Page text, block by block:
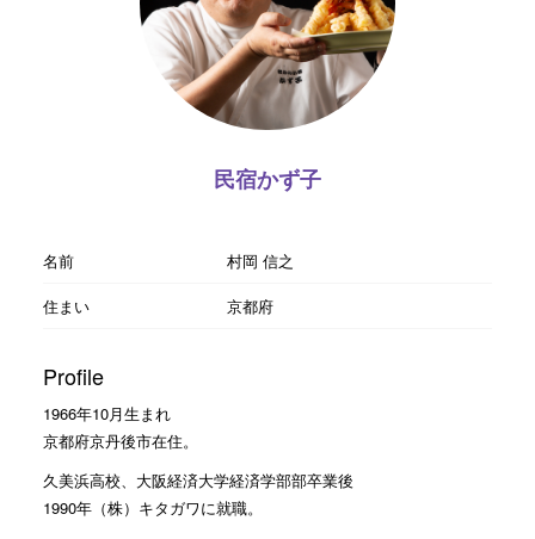
民宿かず子
名前
村岡 信之
住まい
京都府
Profile
1966年10月生まれ
京都府京丹後市在住。
久美浜高校、大阪経済大学経済学部部卒業後
1990年（株）キタガワに就職。